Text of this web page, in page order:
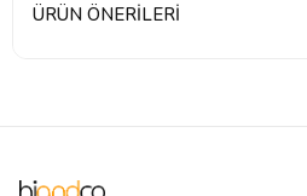
ÜRÜN ÖNERILERI